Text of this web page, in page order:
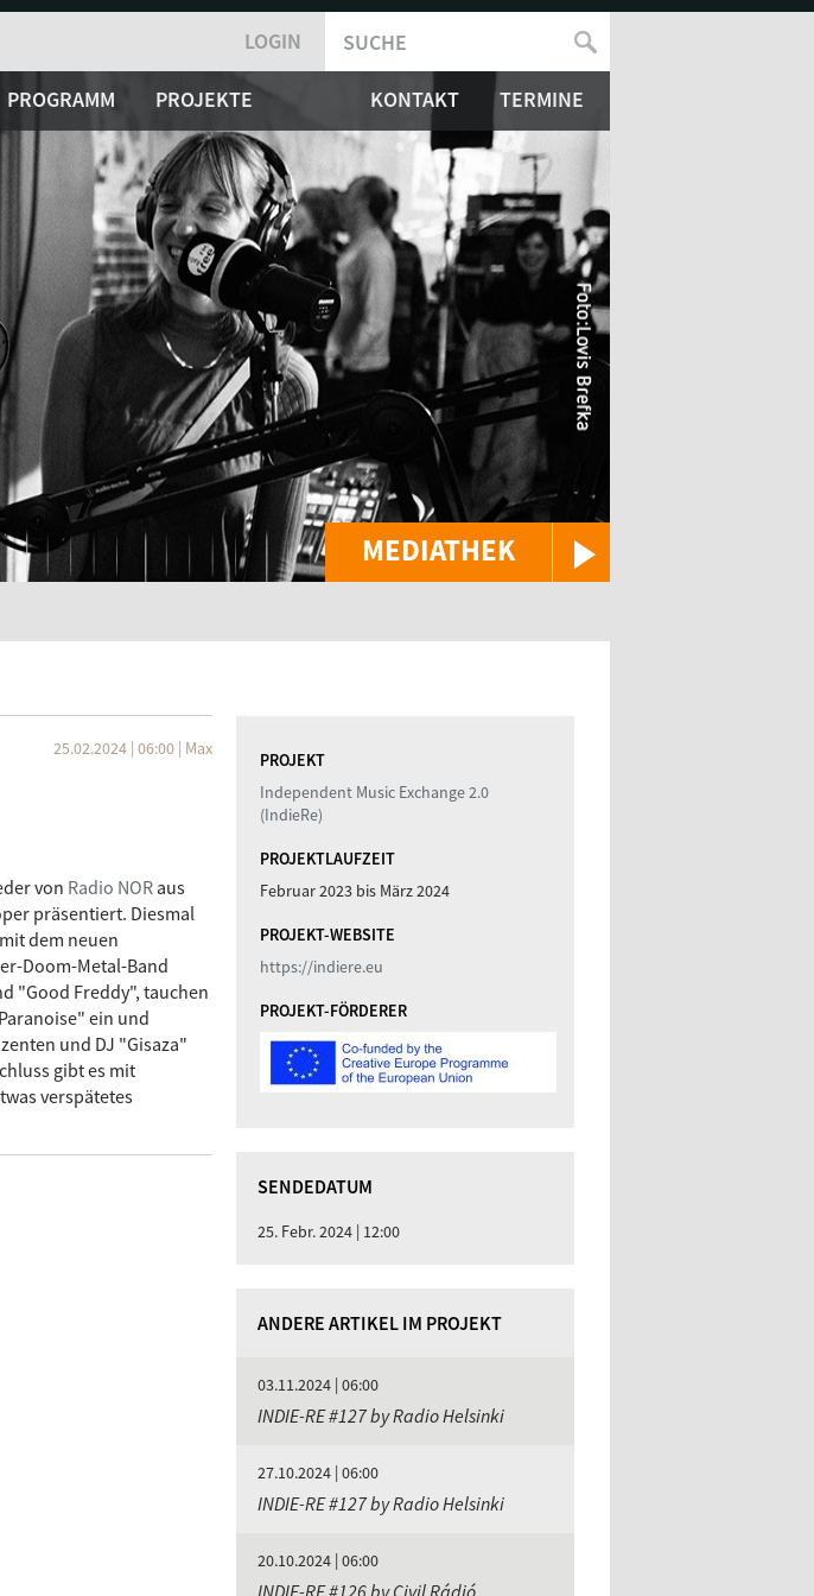
MEDIATHEK
LOGIN
SUCHFORMULAR
SUCHE
PROGRAMM PROJEKTE KONTAKT TERMINE
25.02.2024 | 06:00 | Max
von Radio NOR aus
präsentiert. Diesmal
dem neuen
Doom-Metal-Band
"Good Freddy", tauchen
ein und
und DJ "Gisaza"
gibt es mit
verspätetes
PROJEKT
Independent Music Exchange 2.0
(IndieRe)
PROJEKTLAUFZEIT
Februar 2023 bis März 2024
PROJEKT-WEBSITE
https://indiere.eu
PROJEKT-FÖRDERER
SENDEDATUM
25. Febr. 2024 | 12:00
ANDERE ARTIKEL IM PROJEKT
03.11.2024 | 06:00
INDIE-RE #127 by Radio Helsinki
27.10.2024 | 06:00
INDIE-RE #127 by Radio Helsinki
20.10.2024 | 06:00
INDIE-RE #126 by Civil Rádió